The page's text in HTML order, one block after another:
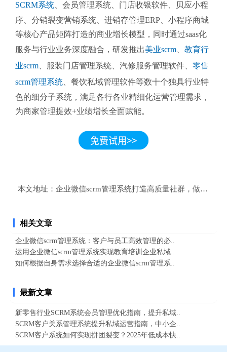
SCRM系统 、会员管理系统、门店收银软件、贝应小程
序、分销裂变营销系统、进销存管理ERP、小程序商城
等核心产品矩阵打造的商业增长模型，同时通过saas化
服务与行业业务深度融合，研发推出美业scrm
教育行
业scrm 、服装门店管理系统、汽修服务管理软件、 零售
scrm管理系统 、餐饮私域管理软件等数十个独具行业特
色的细分子系统，满足各行各业精细化运营管理需求，
为商家管理提效+业绩增长全面赋能。
本文地址： 企业微信scrm管理系统打造高质量社群，做好引流
相关文章
企业微信scrm管理系统：客户与员工高效管理的必..
运用企业微信scrm管理系统实现教育培训企业私域..
如何根据自身需求选择合适的企业微信scrm管理系..
最新文章
新零售行业SCRM系统会员管理优化指南，提升私域..
SCRM客户关系管理系统提升私域运营指南，中小企..
SCRM客户系统如何实现拼团裂变？2025年低成本快..